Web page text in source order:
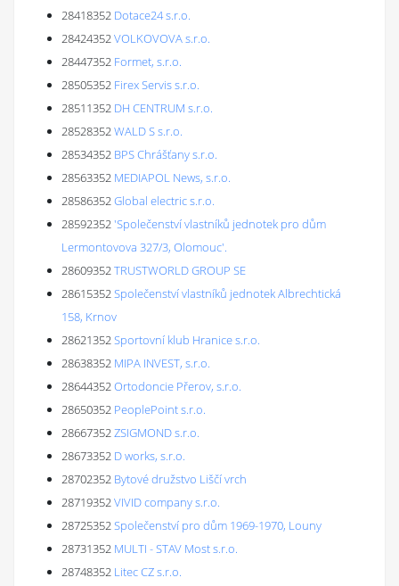
28418352 Dotace24 s.r.o.
28424352VOLKOVOVA s.r.o.
28447352 Formet, s.r.o.
28505352 Firex Servis s.r.o.
28511352 DH CENTRUM s.r.o.
28528352WALD S s.r.o.
28534352 BPS Chrášťany s.r.o.
28563352 MEDIAPOL News, s.r.o.
28586352Global electric s.r.o.
28592352'Společenství vlastníků jednotek pro dům
Lermontovova 327/3, Olomouc'.
28609352TRUSTWORLD GROUP SE
28615352Společenství vlastníků jednotek Albrechtická
158, Krnov
28621352Sportovní klub Hranice s.r.o.
28638352 MIPA INVEST, s.r.o.
28644352Ortodoncie Přerov, s.r.o.
28650352 PeoplePoint s.r.o.
28667352ZSIGMOND s.r.o.
28673352 D works, s.r.o.
28702352 Bytové družstvo Liščí vrch
28719352VIVID company s.r.o.
28725352Společenství pro dům 1969-1970, Louny
28731352 MULTI - STAV Most s.r.o.
28748352 Litec CZ s.r.o.